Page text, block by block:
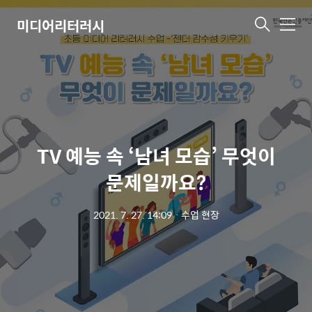
미디어리터러시 메
TV 예능 속 ‘남녀 모습’ 무엇이
문제일까요?
2021. 7. 27. 14:09ㆍ수업 현장